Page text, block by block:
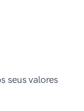
seus valores